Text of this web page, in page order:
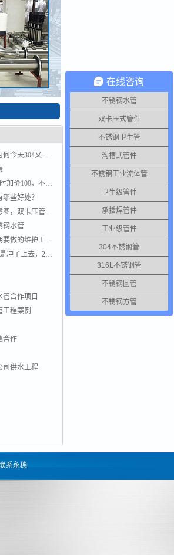
对了，计划跟不上变化
管厂家跟紧了别掉队！
些好处？
管件链接方法图示
钢水管
的维护工作？
，今日板卷市场涨50-100
合作项目
程案例
合作
司供水工程
系永穗
在线咨询
不锈钢水管
双卡压式管件
不锈钢卫生管
沟槽式管件
不锈钢工业流体管
卫生级管件
承插焊管件
工业级管件
304不锈钢管
316L不锈钢管
不锈钢圆管
不锈钢方管